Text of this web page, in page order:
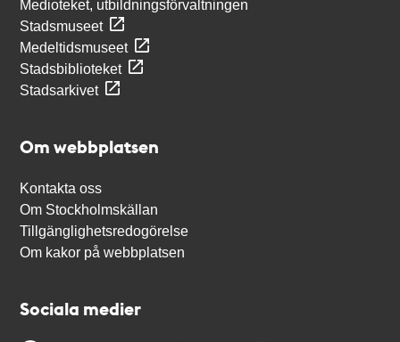
Medioteket, utbildningsförvaltningen
Stadsmuseet
Medeltidsmuseet
Stadsbiblioteket
Stadsarkivet
Om webbplatsen
Kontakta oss
Om Stockholmskällan
Tillgänglighetsredogörelse
Om kakor på webbplatsen
Sociala medier